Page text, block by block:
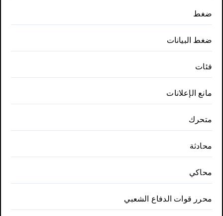
ضغط
ضغط البيانات
فئات
مانع الإعلانات
متحرك
محادثة
محاكي
محرر قوات الدفاع الشعبي